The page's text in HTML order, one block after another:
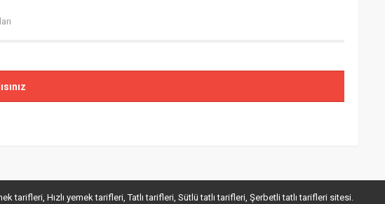
tarifleri, Hızlı yemek tarifleri, Tatlı tarifleri, Sütlü tatlı tarifleri, Şerbetli tatlı tarifleri sitesi.